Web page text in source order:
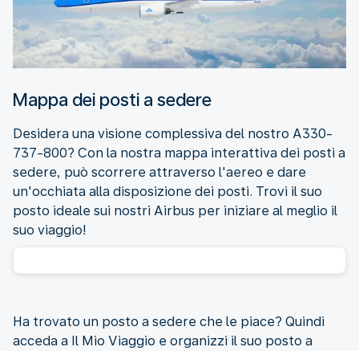
Mappa dei posti a sedere
Desidera una visione complessiva del nostro A330-
737-800? Con la nostra mappa interattiva dei posti a
sedere, può scorrere attraverso l'aereo e dare
un'occhiata alla disposizione dei posti. Trovi il suo
posto ideale sui nostri Airbus per iniziare al meglio il
suo viaggio!
Ha trovato un posto a sedere che le piace? Quindi
acceda a Il Mio Viaggio e organizzi il suo posto a